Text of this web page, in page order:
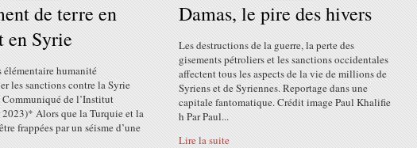
de terre en
en Syrie
élémentaire humanité
les sanctions contre la Syrie
Communiqué de l’Institut
Alors que la Turquie et la
frappées par un séisme d’une
Damas, le pire des hivers
Les destructions de la guerre, la perte des
gisements pétroliers et les sanctions occidentales
affectent tous les aspects de la vie de millions de
Syriens et de Syriennes. Reportage dans une
capitale fantomatique. Crédit image Paul Khalifie
h Par Paul...
Lire la suite